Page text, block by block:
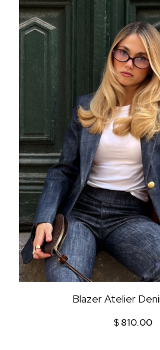
Blazer Atelier
$810.00